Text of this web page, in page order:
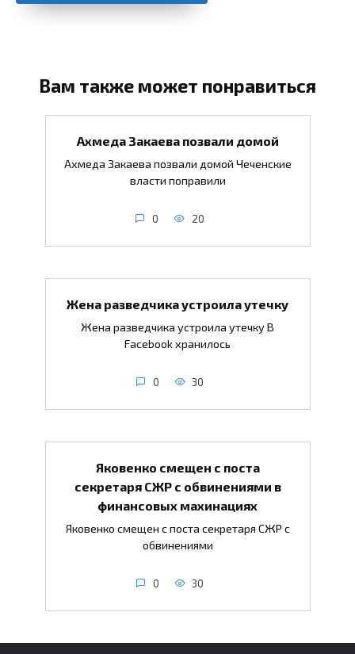
Вам также может понравиться
Ахмеда Закаева позвали домой
Ахмеда Закаева позвали домой Чеченские
власти поправили
0 20
Жена разведчика устроила утечку
Жена разведчика устроила утечку В
Facebook хранилось
0 30
Яковенко смещен с поста
секретаря СЖР с обвинениями в
финансовых махинациях
Яковенко смещен с поста секретаря СЖР с
обвинениями
0 30